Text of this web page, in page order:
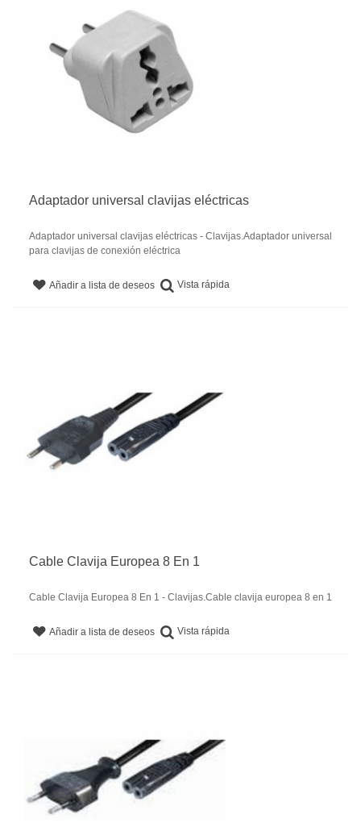
Adaptador universal clavijas eléctricas
Adaptador universal clavijas eléctricas - Clavijas.Adaptador universal
para clavijas de conexión eléctrica
Añadir a lista de deseos Vista rápida
Cable Clavija Europea 8 En 1
Cable Clavija Europea 8 En 1 - Clavijas.Cable clavija europea 8 en 1
Añadir a lista de deseos Vista rápida